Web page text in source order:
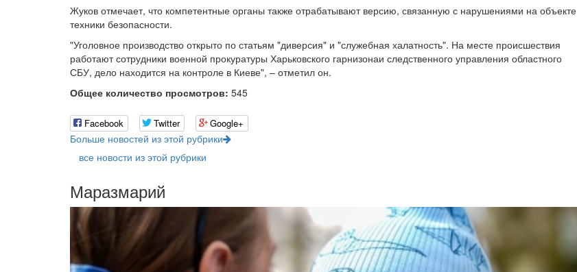
Жуков отмечает, что компетентные органы также отрабатывают версию, связанную с нарушениями на объекте
техники безопасности.
"Уголовное производство открыто по статьям "диверсия" и "служебная халатность". На месте происшествия
работают сотрудники военной прокуратуры Харьковского гарнизонаи следственного управления областного
СБУ, дело находится на контроле в Киеве", – отметил он.
Общее количество просмотров: 545
Facebook Twitter Google+
Больше новостей из этой рубрики
все новости из этой рубрики
Маразмарий